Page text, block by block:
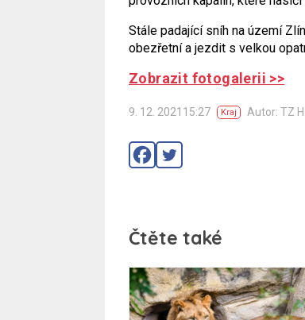
Stále padající sníh na území
obezřetní a jezdit s velkou
Zobrazit fotogalerii >>
9. 12. 202115:27 Kraj Autor: TZ
Čtěte také